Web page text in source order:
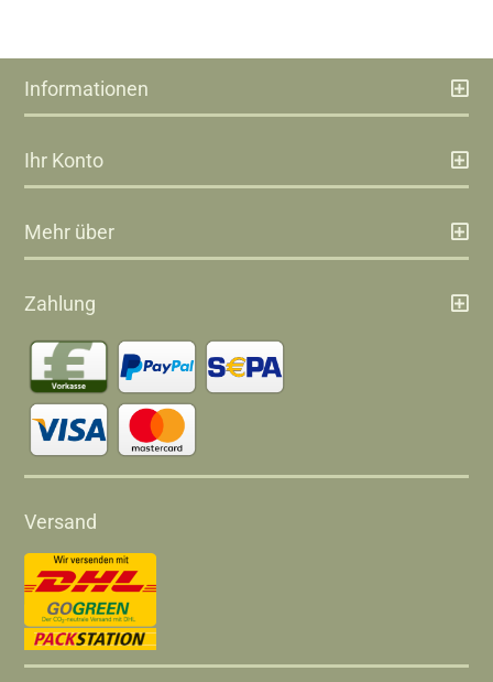
Informationen
Ihr Konto
Mehr über
Zahlung
Versand